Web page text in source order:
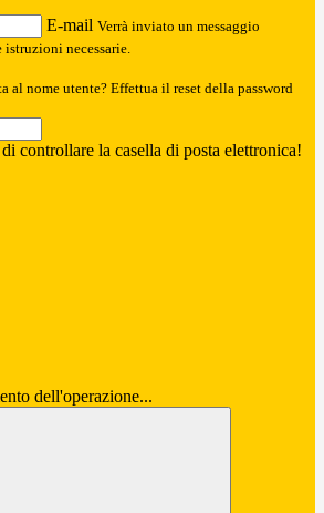
E-mail Verrà inviato un messaggio
necessarie.
al nome utente? Effettua il reset della password
controllare la casella di posta elettronica!
dell'operazione...